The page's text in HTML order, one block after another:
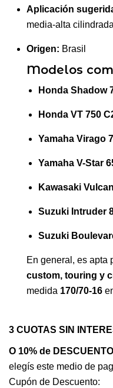
Aplicación
media-alta
Origen: Brasil
Modelos
Honda Shadow
Honda VT 750
Yamaha Virago
Yamaha V-Star
Kawasaki
Suzuki Intruder
Suzuki
En general, es apta
custom, touring y
medida 170/70-16
3 CUOTAS SIN
O 10% de
elegís este medio de
Cupón de Descuento: